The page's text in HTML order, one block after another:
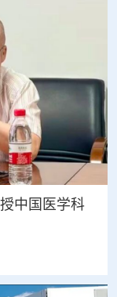
中国医学科